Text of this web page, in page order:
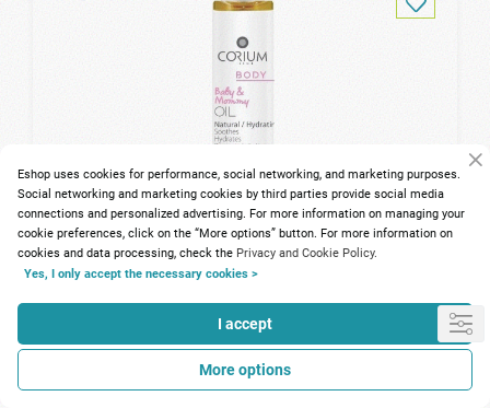
96 Points
Corium Line Baby & Mommy Oil 100ml
Eshop uses cookies for performance, social networking, and marketing purposes.
Social networking and marketing cookies by third parties provide social media
connections and personalized advertising. For more information on managing your
cookie preferences, click on the “More options” button. For more information on
cookies and data processing, check the Privacy and Cookie Policy.
Yes, I only accept the necessary cookies >
I accept
More options